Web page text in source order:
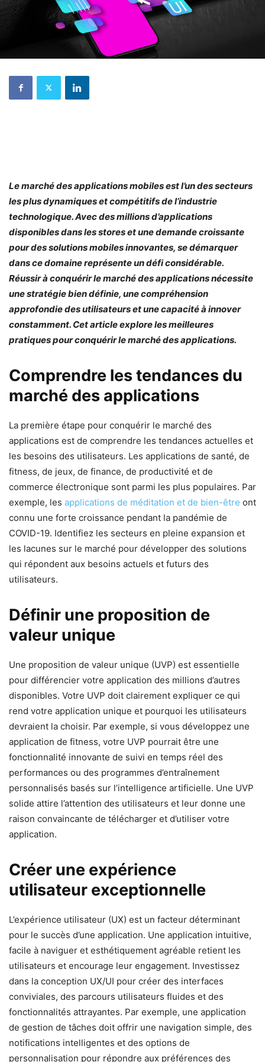
Le marché des applications mobiles est l’un des secteurs
les plus dynamiques et compétitifs de l’industrie
technologique. Avec des millions d’applications
disponibles dans les stores et une demande croissante
pour des solutions mobiles innovantes, se démarquer
dans ce domaine représente un défi considérable.
Réussir à conquérir le marché des applications nécessite
une stratégie bien définie, une compréhension
approfondie des utilisateurs et une capacité à innover
constamment. Cet article explore les meilleures
pratiques pour conquérir le marché des applications.
Comprendre les tendances du
marché des applications
La première étape pour conquérir le marché des
applications est de comprendre les tendances actuelles et
les besoins des utilisateurs. Les applications de santé, de
fitness, de jeux, de finance, de productivité et de
commerce électronique sont parmi les plus populaires. Par
exemple, les applications de méditation et de bien-être ont
connu une forte croissance pendant la pandémie de
COVID-19. Identifiez les secteurs en pleine expansion et
les lacunes sur le marché pour développer des solutions
qui répondent aux besoins actuels et futurs des
utilisateurs.
Définir une proposition de
valeur unique
Une proposition de valeur unique (UVP) est essentielle
pour différencier votre application des millions d’autres
disponibles. Votre UVP doit clairement expliquer ce qui
rend votre application unique et pourquoi les utilisateurs
devraient la choisir. Par exemple, si vous développez une
application de fitness, votre UVP pourrait être une
fonctionnalité innovante de suivi en temps réel des
performances ou des programmes d’entraînement
personnalisés basés sur l’intelligence artificielle. Une UVP
solide attire l’attention des utilisateurs et leur donne une
raison convaincante de télécharger et d’utiliser votre
application.
Créer une expérience
utilisateur exceptionnelle
L’expérience utilisateur (UX) est un facteur déterminant
pour le succès d’une application. Une application intuitive,
facile à naviguer et esthétiquement agréable retient les
utilisateurs et encourage leur engagement. Investissez
dans la conception UX/UI pour créer des interfaces
conviviales, des parcours utilisateurs fluides et des
fonctionnalités attrayantes. Par exemple, une application
de gestion de tâches doit offrir une navigation simple, des
notifications intelligentes et des options de
personnalisation pour répondre aux préférences des